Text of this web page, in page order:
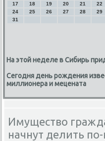
17
18 19 20 21 22
24
25 26 27 28 29
31
На этой неделе в Сибирь
Сегодня день рождения
миллионера и мецената
Имущество
начнут делить